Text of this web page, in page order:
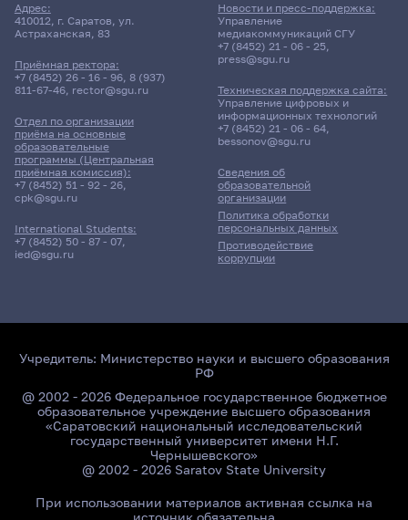
Адрес:
410012, г. Саратов, ул.
Астраханская, 83
Приёмная ректора:
+7 (8452) 26 - 16 - 96, 8 (937)
811-67-46, rector@sgu.ru
Отдел по организации
приёма на основные
образовательные
программы (Центральная
приёмная комиссия):
+7 (8452) 51 - 92 - 26,
cpk@sgu.ru
International Students:
+7 (8452) 50 - 87 - 07,
ied@sgu.ru
Сведения об
образовательной
организации
Политика обработки
персональных данных
Противодействие
коррупции
Новости и пресс-поддержка:
Управление
медиакоммуникаций СГУ
+7 (8452) 21 - 06 - 25,
press@sgu.ru
Техническая поддержка сайта:
Управление цифровых и
информационных технологий
+7 (8452) 21 - 06 - 64,
bessonov@sgu.ru
Учредитель: Министерство науки и высшего образования
РФ
@ 2002 - 2026 Федеральное государственное бюджетное
образовательное учреждение высшего образования
«Саратовский национальный исследовательский
государственный университет имени Н.Г.
Чернышевского»
@ 2002 - 2026 Saratov State University
При использовании материалов активная ссылка на
источник обязательна